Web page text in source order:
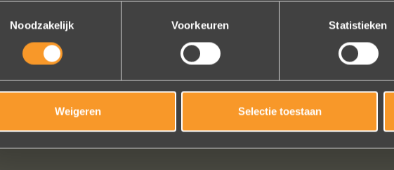
Noodzakelijk
Voorkeuren Statistieken
Weigeren Selectie toestaan